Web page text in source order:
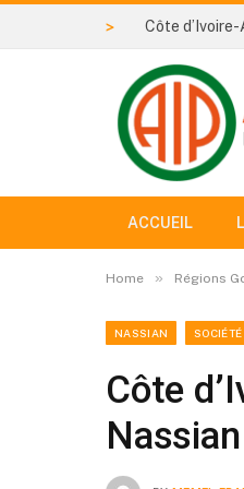
>
ACCUEIL
Home » Régions
NASSIAN SOCIÉTÉ
Côte